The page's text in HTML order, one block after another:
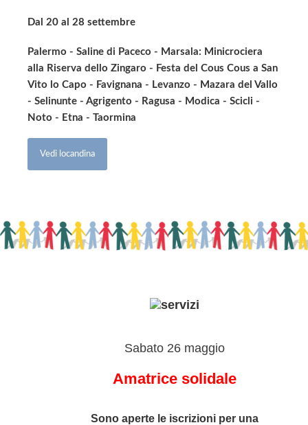
Dal 20 al 28 settembre
Palermo - Saline di Paceco - Marsala: Minicrociera
alla Riserva dello Zingaro - Festa del Cous Cous a San
Vito lo Capo - Favignana - Levanzo - Mazara del Vallo
- Selinunte - Agrigento - Ragusa - Modica - Scicli -
Noto - Etna - Taormina
Vedi locandina
Sabato 26 maggio
Amatrice solidale
Sono aperte le iscrizioni per una